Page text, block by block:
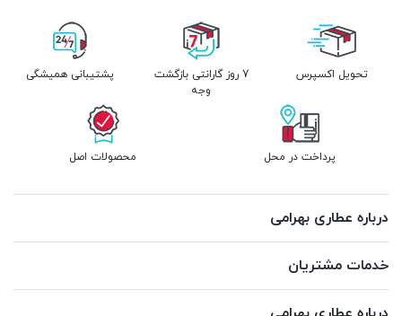
تحویل اکسپرس
7 روز گارانتی بازگشت
وجه
پشتیبانی همیشگی
پرداخت در محل محصولات اصل
درباره عطاری بهرامی
خدمات مشتریان